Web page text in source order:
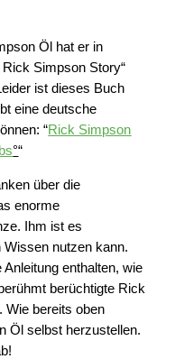
Öl hat er in
Simpson Story“
ist dieses Buch
eine deutsche
“Rick Simpson
°“
über die
enorme
Ihm ist es
nutzen kann.
enthalten, wie
berüchtigte Rick
Wie bereits oben
Öl selbst herzustellen.